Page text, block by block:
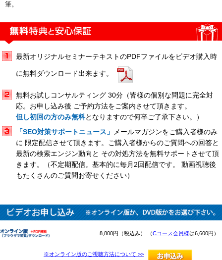
筆。
最新オリジナルセミナーテキストのPDFファイルをビデオ購入時
に無料ダウンロード出来ます。
無料お試しコンサルティング 30分（皆様の個別な問題に完全対
応。お申し込み後 ご予約方法をご案内させて頂きます。
但し初回の方のみ無料となりますので何卒ご了承下さい。）
「SEO対策サポートニュース」
メールマガジンをご購入者様のみ
に 限定配信させて頂きます。ご購入者様からのご質問への回答と
最新の検索エンジン動向と その対処方法を無料サポートさせて頂
きます。（不定期配信。基本的に毎月2回配信です。 動画視聴後
もたくさんのご質問お寄せください）
8,800円（税込み） （Cコース会員様は6,600円）
※オンライン版のご視聴方法について >>